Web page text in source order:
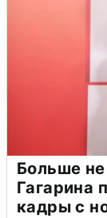
Больше
Гагарина
кадры с